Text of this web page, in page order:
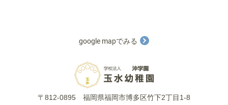
google mapでみる
〒812-0895 福岡県福岡市博多区竹下2丁目1-8